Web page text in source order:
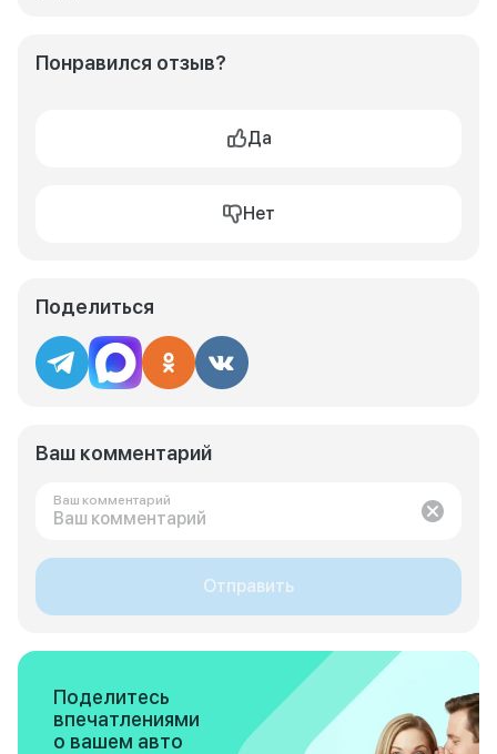
Понравился отзыв?
Да
Нет
Поделиться
Ваш комментарий
Ваш комментарий
Отправить
Поделитесь
впечатлениями
о вашем авто